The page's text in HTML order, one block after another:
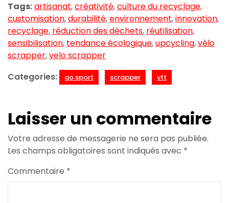
Tags:artisanat,créativité,culture du recyclage,
customisation,durabilité,environnement,innovation,
recyclage, réduction des déchets, réutilisation,
sensibilisation, tendance écologique,upcycling,vélo
scrapper,velo scrapper
Categories:
go sport scrapper vtt
Laisser un commentaire
Votre adresse de messagerie ne sera pas publiée.
Les champs obligatoires sont indiqués avec *
Commentaire *